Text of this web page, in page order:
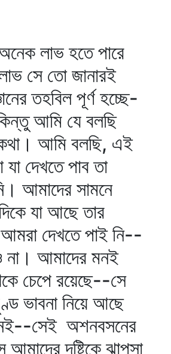
লাভ হতে পারে
সে তো জানারই
তহবিল পূর্ণ হচ্ছে-
আমি যে বলছি
আমি বলছি, এই
দেখতে পাব তা
আমাদের সামনে
যা আছে তার
দেখতে পাই নি--
না। আমাদের মনই
চেপে রয়েছে--সে
ভাবনা নিয়ে আছে
সেই অশনবসনের
আমাদের দৃষ্টিকে ঝাপসা